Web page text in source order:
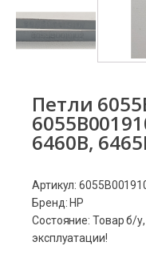
Петли
6460B,
Артикул:
Бренд: HP
Состояние: Товар б/
эксплуатации!